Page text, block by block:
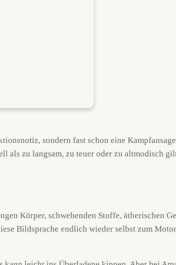
sondern fast schon eine
als zu langsam, zu teuer oder zu altmodisch
Körper, schwebenden Stoffe, ätherischen
Bildsprache endlich wieder selbst zum